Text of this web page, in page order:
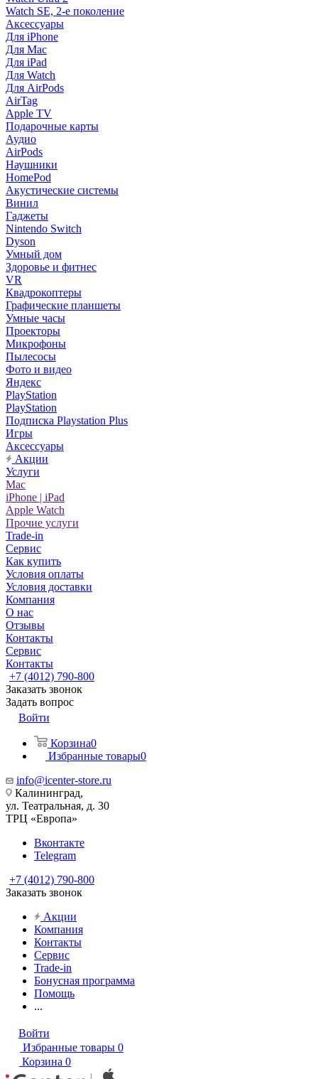
Watch SE, 2-е поколение
Аксессуары
Для iPhone
Для Mac
Для iPad
Для Watch
Для AirPods
AirTag
Apple TV
Подарочные карты
Аудио
AirPods
Наушники
HomePod
Акустические системы
Винил
Гаджеты
Nintendo Switch
Dyson
Умный дом
Здоровье и фитнес
VR
Квадрокоптеры
Графические планшеты
Умные часы
Проекторы
Микрофоны
Пылесосы
Фото и видео
Яндекс
PlayStation
PlayStation
Подписка Playstation Plus
Игры
Аксессуары
Акции
Услуги
Mac
iPhone | iPad
Apple Watch
Прочие услуги
Trade-in
Сервис
Как купить
Условия оплаты
Условия доставки
Компания
О нас
Отзывы
Контакты
Сервис
Контакты
+7 (4012) 790-800
Заказать звонок
Задать вопрос
Войти
Корзина0
Избранные товары0
info@icenter-store.ru
Калининград,
ул. Театральная, д. 30
ТРЦ «Европа»
Вконтакте
Telegram
+7 (4012) 790-800
Заказать звонок
Акции
Компания
Контакты
Сервис
Trade-in
Бонусная программа
Помощь
...
Войти
Избранные товары 0
Корзина 0